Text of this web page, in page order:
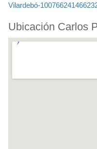
Vilardebó-
Ubicación Carlos